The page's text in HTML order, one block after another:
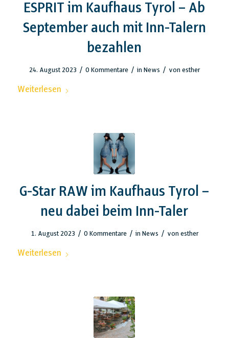
ESPRIT im Kaufhaus Tyrol – Ab
September auch mit Inn-Talern
bezahlen
24. August 2023 / 0 Kommentare / in News / von esther
Weiterlesen
G-Star RAW im Kaufhaus Tyrol –
neu dabei beim Inn-Taler
1. August 2023 / 0 Kommentare / in News / von esther
Weiterlesen